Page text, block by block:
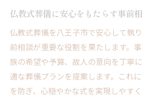
家族葬・直葬における注意
地域密着型の仏教葬儀で遺族の
づける
地域密着ならではの東花
仏教式葬儀で大切にされる
仏教式葬儀に安心をもたらす事前
仏教式葬儀を八王子市で安心して執
前相談が重要な役割を果たします。
族の希望や予算、故人の意向を丁寧
適な葬儀プランを提案します。これ
を防ぎ、心穏やかな式を実現しやすく